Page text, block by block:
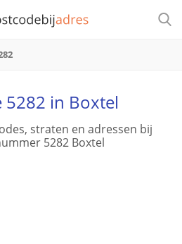
5282 in Boxtel
straten en adressen bij
5282 Boxtel